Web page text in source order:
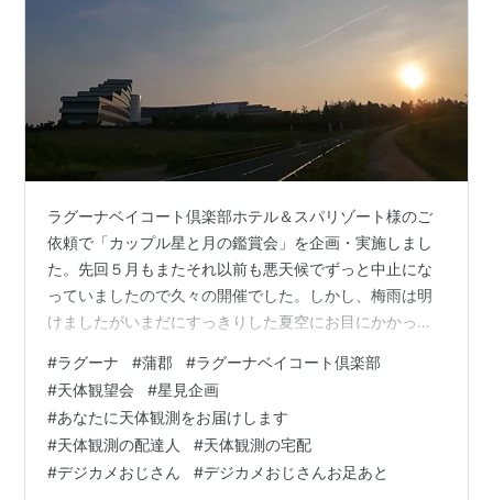
ラグーナベイコート倶楽部ホテル＆スパリゾート様のご
依頼で「カップル星と月の鑑賞会」を企画・実施しまし
た。先回５月もまたそれ以前も悪天候でずっと中止にな
っていましたので久々の開催でした。しかし、梅雨は明
けましたがいまだにすっきりした夏空にお目にかかって
た。 最初はボールルームで当夜の星空や天体について説
明をさせていただき、テニスコートに移動してそこで天
体観望でした。テーマは、「カップル星と月の鑑賞会」
です。薄雲で星座の説明が苦しい状況でしたが、かろう
じて、春の夫婦星、アルクトゥルスとスピカ、七夕の
#ラグーナ #蒲郡 #ラグーナベイコート倶楽部
#天体観望会 #星見企画
#あなたに天体観測をお届けします
#天体観測の配達人 #天体観測の宅配
#デジカメおじさん #デジカメおじさんお足あと